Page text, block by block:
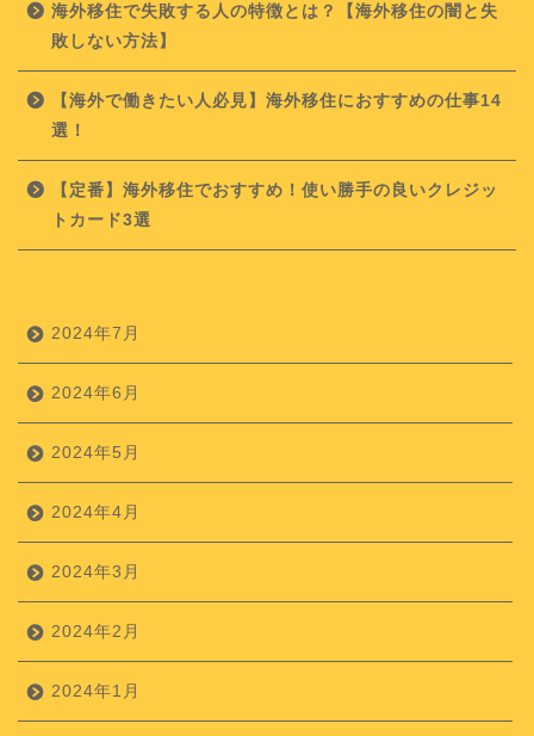
海外移住で失敗する人の特徴とは？【海外移住の闇と失
敗しない方法】
【海外で働きたい人必見】海外移住におすすめの仕事14
選！
【定番】海外移住でおすすめ！使い勝手の良いクレジッ
トカード3選
2024年7月
2024年6月
2024年5月
2024年4月
2024年3月
2024年2月
2024年1月